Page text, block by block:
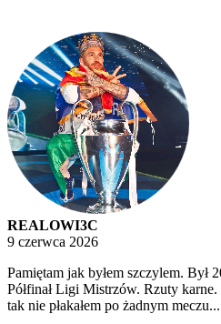
REALOWI3C
9 czerwca 2026
Pamiętam jak byłem szczylem. Był
Półfinał Ligi Mistrzów. Rzuty
tak nie płakałem po żadnym meczu...